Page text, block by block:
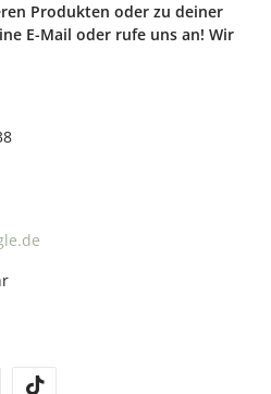
Produkten oder zu deiner
E-Mail oder rufe uns an! Wir
instagram